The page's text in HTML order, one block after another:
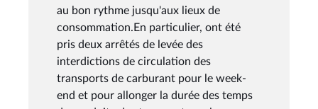
au bon rythme jusqu'aux lieux de
consommation.En particulier, ont été
pris deux arrêtés de levée des
interdictions de circulation des
transports de carburant pour le week-
end et pour allonger la durée des temps